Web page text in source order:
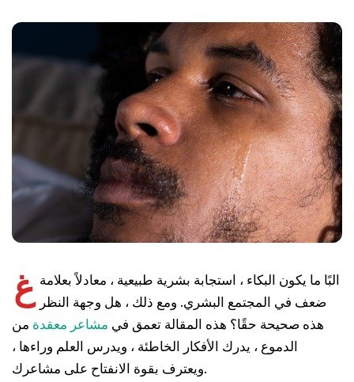
غ البًا ما يكون البكاء ، استجابة بشرية طبيعية ، معادلاً بعلامة
ضعف في المجتمع البشري. ومع ذلك ، هل وجهة النظر
هذه صحيحة حقًا؟ هذه المقالة تعمق في مشاعر معقدة من
الدموع ، يدرك الأفكار الخاطئة ، ويدرس العلم وراءها ،
ويعترف بقوة الانفتاح على مشاعرك.